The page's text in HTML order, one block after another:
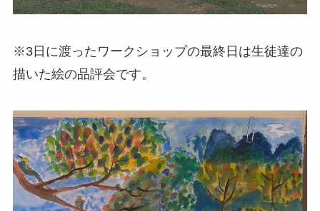
※3日に渡ったワークショップの最終日は生徒達の
描いた絵の品評会です。